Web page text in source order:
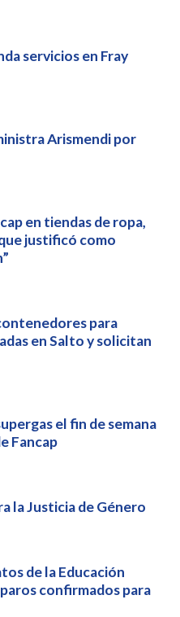
servicios en Fray
Arismendi por
en tiendas de ropa,
justificó como
para
en Salto y solicitan
el fin de semana
Fancap
la Justicia de Género
de la Educación
confirmados para